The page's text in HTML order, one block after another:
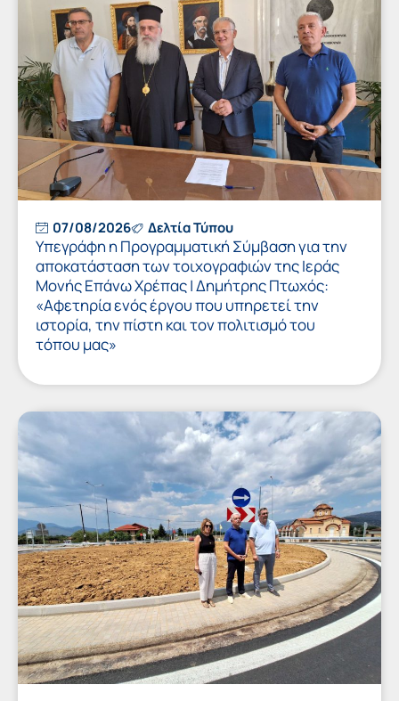
07/08/2026 Δελτία Τύπου
Υπεγράφη η Προγραμματική Σύμβαση για την
αποκατάσταση των τοιχογραφιών της Ιεράς
Μονής Επάνω Χρέπας | Δημήτρης Πτωχός:
«Αφετηρία ενός έργου που υπηρετεί την
ιστορία, την πίστη και τον πολιτισμό του
τόπου μας»